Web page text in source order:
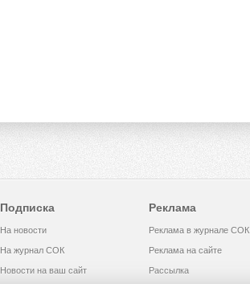
Подписка
На новости
На журнал СОК
Новости на ваш сайт
Реклама
Реклама в журнале СОК
Реклама на сайте
Рассылка